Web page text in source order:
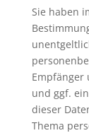
Sie haben
Empfänger
und ggf.
dieser
Thema